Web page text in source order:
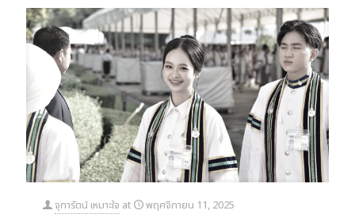
จุฑารัตน์ เหมาะใจ at
พฤศจิกายน 11, 2025